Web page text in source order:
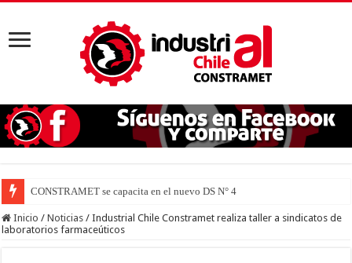
CONSTRAMET se capacita en el nuevo DS N° 44 para defender
Inicio / Noticias / Industrial Chile Constramet realiza taller a sindicatos de
laboratorios farmaceúticos